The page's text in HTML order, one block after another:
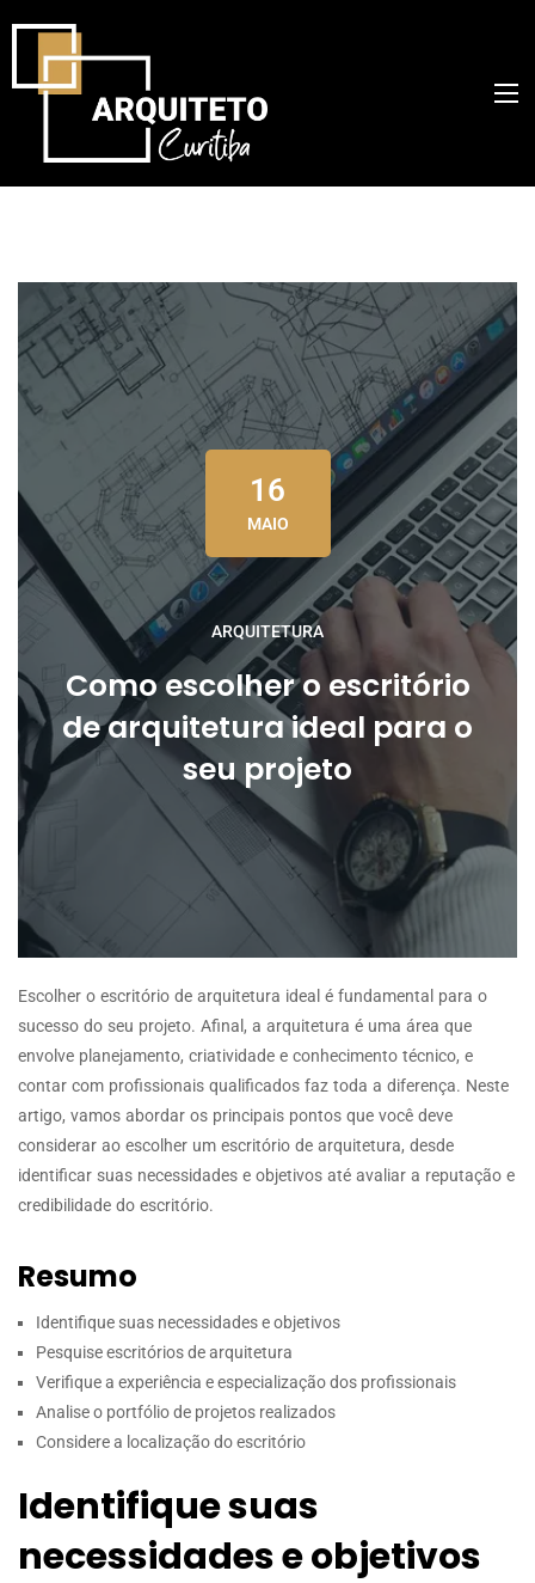
16
MAIO
ARQUITETURA
Como escolher o escritório
de arquitetura ideal para o
seu projeto
Escolher o escritório de arquitetura ideal é fundamental para o
sucesso do seu projeto. Afinal, a arquitetura é uma área que
envolve planejamento, criatividade e conhecimento técnico, e
contar com profissionais qualificados faz toda a diferença. Neste
artigo, vamos abordar os principais pontos que você deve
considerar ao escolher um escritório de arquitetura, desde
identificar suas necessidades e objetivos até avaliar a reputação e
credibilidade do escritório.
Resumo
Identifique suas necessidades e objetivos
Pesquise escritórios de arquitetura
Verifique a experiência e especialização dos profissionais
Analise o portfólio de projetos realizados
Considere a localização do escritório
Identifique suas
necessidades e objetivos